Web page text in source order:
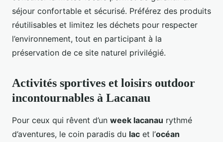
séjour confortable et sécurisé. Préférez des produits
réutilisables et limitez les déchets pour respecter
l’environnement, tout en participant à la
préservation de ce site naturel privilégié.
Activités sportives et loisirs outdoor
incontournables à Lacanau
Pour ceux qui rêvent d’un week lacanau rythmé
d’aventures, le coin paradis du lac et l’océan